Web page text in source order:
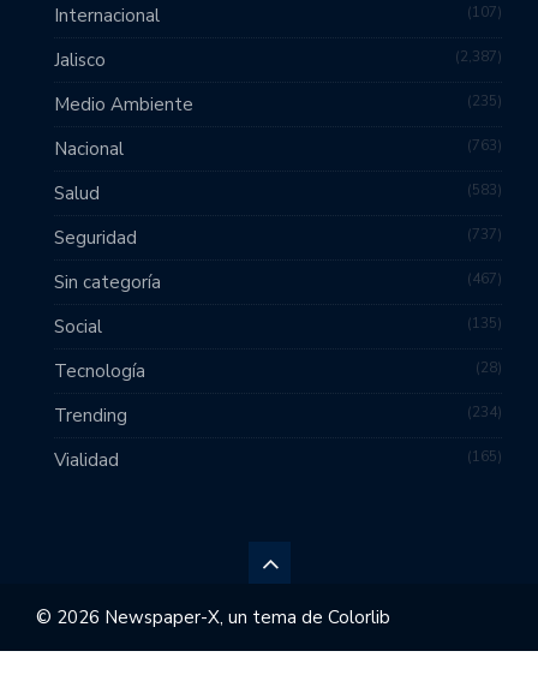
Internacional 107
Jalisco 2,387
Medio Ambiente 235
Nacional 763
Salud 583
Seguridad 737
Sin categoría 467
Social 135
Tecnología 28
Trending 234
Vialidad 165
© 2026 Newspaper-X, un tema de Colorlib